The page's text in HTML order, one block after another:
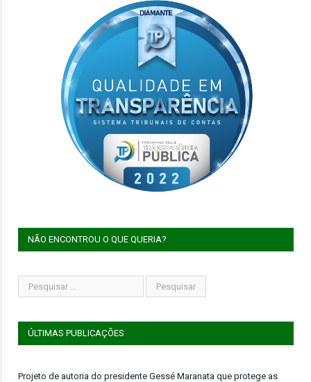
NÃO ENCONTROU O QUE QUERIA?
ÚLTIMAS PUBLICAÇÕES
Projeto de autoria do presidente Gessé Maranata que protege as